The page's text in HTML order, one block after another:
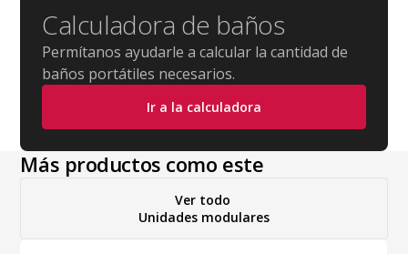
Calculadora de baños
Permítanos ayudarle a calcular la cantidad de
baños portátiles necesarios.
Ir a la calculadora
Más productos como este
Ver todo
Unidades modulares